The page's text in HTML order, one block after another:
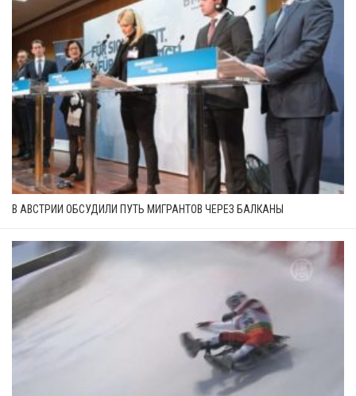
В АВСТРИИ ОБСУДИЛИ ПУТЬ МИГРАНТОВ ЧЕРЕЗ БАЛКАНЫ